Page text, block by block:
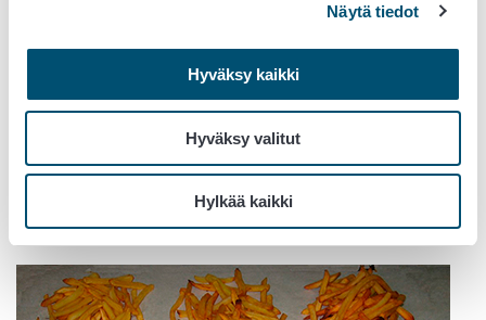
Näytä tiedot
Hyväksy kaikki
Hyväksy valitut
Hylkää kaikki
Kuva 2. Akryyliamidipitoisuuden muutos
ranskanperunavalmisteessa paistoajan pidentyessä.